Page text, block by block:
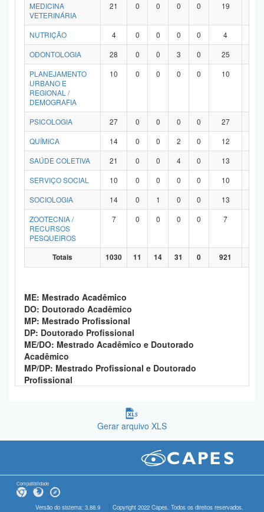
MEDICINA
VETERINÁRIA
21 0 0 0 0 19
NUTRIÇÃO 4 0 0 0 0 4
ODONTOLOGIA
28 0 0 3 0 25
PLANEJAMENTO
URBANO E
REGIONAL /
DEMOGRAFIA
10 0 0 0 0 10
PSICOLOGIA 27 0 0 0 0 27
QUÍMICA
14 0 0 2 0 12
SAÚDE COLETIVA
21 0 0 4 0 13
SERVIÇO SOCIAL
10 0 0 0 0 10
SOCIOLOGIA
14 0 1 0 0 13
ZOOTECNIA /
RECURSOS
PESQUEIROS
7 0 0 0 0 7
Totais 1030 11 14 31 0 921
ME: Mestrado Acadêmico
DO: Doutorado Acadêmico
MP: Mestrado Profissional
DP: Doutorado Profissional
ME/DO: Mestrado Acadêmico e Doutorado
Acadêmico
MP/DP: Mestrado Profissional e Doutorado
Profissional
Gerar arquivo XLS
Compatibilidade
Versão do sistema: 3.88.9 Copyright 2022 Capes. Todos os direitos reservados.